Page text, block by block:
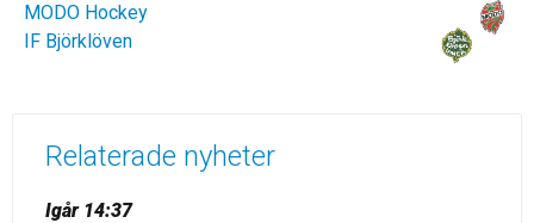
MODO Hockey
IF Björklöven
Relaterade nyheter
Igår 14:37